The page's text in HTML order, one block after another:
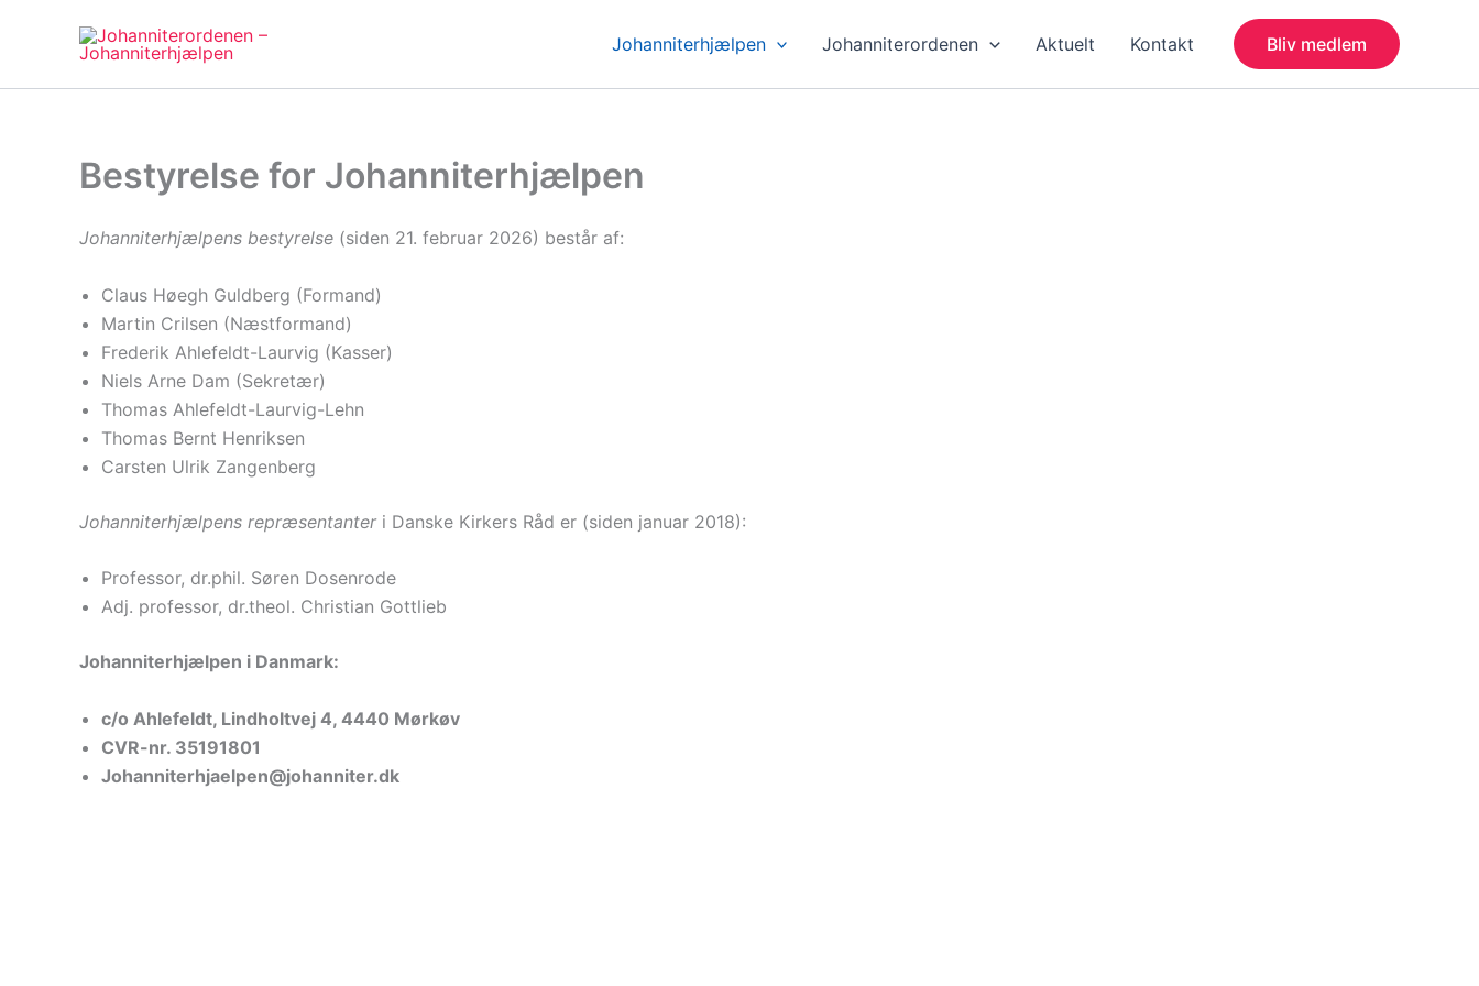
Johanniterhjælpen Johanniterordenen Aktuelt Kontakt Bliv medlem
Bestyrelse for Johanniterhjælpen
Johanniterhjælpens bestyrelse (siden 21. februar 2026) består af:
Claus Høegh Guldberg (Formand)
Martin Crilsen (Næstformand)
Frederik Ahlefeldt-Laurvig (Kasser)
Niels Arne Dam (Sekretær)
Thomas Ahlefeldt-Laurvig-Lehn
Thomas Bernt Henriksen
Carsten Ulrik Zangenberg
Johanniterhjælpens repræsentanteri Danske Kirkers Råd er (siden januar 2018):
Professor, dr.phil. Søren Dosenrode
Adj. professor, dr.theol. Christian Gottlieb
Johanniterhjælpen i Danmark:
c/o Ahlefeldt, Lindholtvej 4, 4440 Mørkøv
CVR-nr. 35191801
Johanniterhjaelpen@johanniter.dk